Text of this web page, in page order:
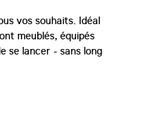
vos souhaits. Idéal
meublés, équipés
se lancer - sans long